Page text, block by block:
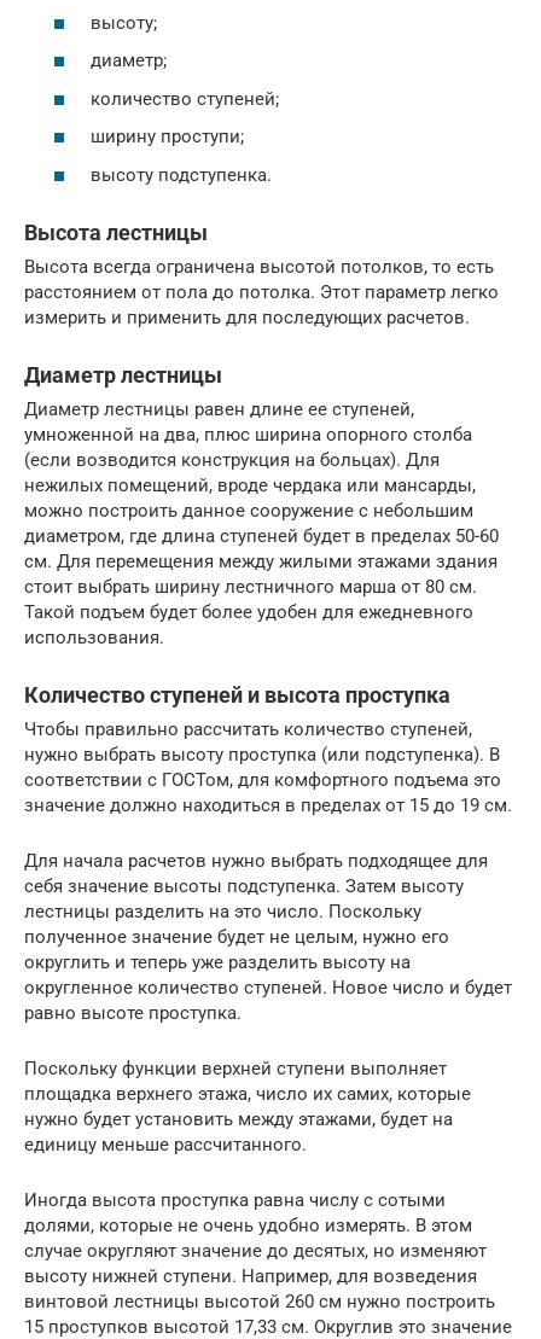
высоту;
диаметр;
количество ступеней;
ширину проступи;
высоту подступенка.
Высота лестницы
Высота всегда ограничена высотой потолков, то есть
расстоянием от пола до потолка. Этот параметр легко
измерить и применить для последующих расчетов.
Диаметр лестницы
Диаметр лестницы равен длине ее ступеней,
умноженной на два, плюс ширина опорного столба
(если возводится конструкция на больцах). Для
нежилых помещений, вроде чердака или мансарды,
можно построить данное сооружение с небольшим
диаметром, где длина ступеней будет в пределах 50-60
см. Для перемещения между жилыми этажами здания
стоит выбрать ширину лестничного марша от 80 см.
Такой подъем будет более удобен для ежедневного
использования.
Количество ступеней и высота проступка
Чтобы правильно рассчитать количество ступеней,
нужно выбрать высоту проступка (или подступенка). В
соответствии с ГОСТом, для комфортного подъема это
значение должно находиться в пределах от 15 до 19 см.
Для начала расчетов нужно выбрать подходящее для
себя значение высоты подступенка. Затем высоту
лестницы разделить на это число. Поскольку
полученное значение будет не целым, нужно его
округлить и теперь уже разделить высоту на
округленное количество ступеней. Новое число и будет
равно высоте проступка.
Поскольку функции верхней ступени выполняет
площадка верхнего этажа, число их самих, которые
нужно будет установить между этажами, будет на
единицу меньше рассчитанного.
Иногда высота проступка равна числу с сотыми
долями, которые не очень удобно измерять. В этом
случае округляют значение до десятых, но изменяют
высоту нижней ступени. Например, для возведения
винтовой лестницы высотой 260 см нужно построить
15 проступков высотой 17,33 см. Округлив это значение